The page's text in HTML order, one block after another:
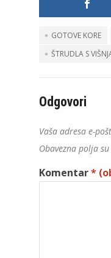
GOTOVE KORE
ŠTRUDLA S
Odgovori
Vaša adresa e-
Obavezna polja
Komentar*